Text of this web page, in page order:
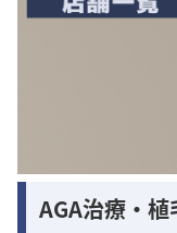
AGA治療・